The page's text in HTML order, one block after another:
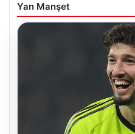
Yan Manşet